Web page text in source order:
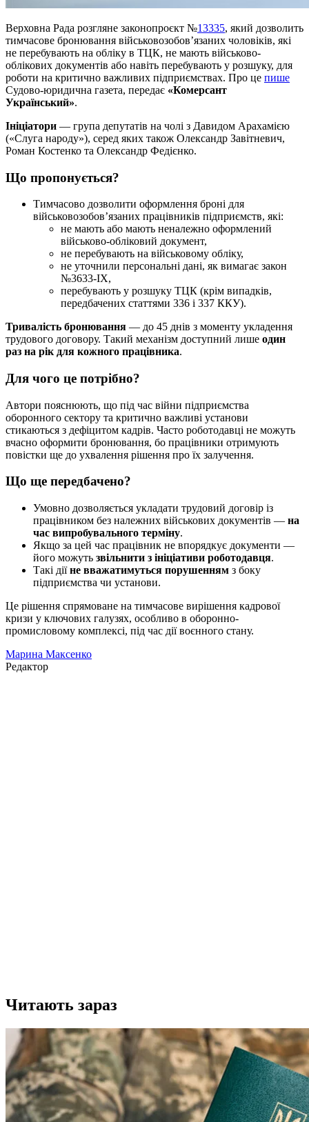
Верховна Рада розгляне законопроєкт №13335, який дозволить
тимчасове бронювання військовозобов’язаних чоловіків, які
не перебувають на обліку в ТЦК, не мають військово-
облікових документів або навіть перебувають у розшуку, для
роботи на критично важливих підприємствах. Про це пише
Судово-юридична газета, передає «Комерсант
Український».
Ініціатори — група депутатів на чолі з Давидом Арахамією
(«Слуга народу»), серед яких також Олександр Завітневич,
Роман Костенко та Олександр Федієнко.
Що пропонується?
Тимчасово дозволити оформлення броні для
військовозобов’язаних працівників підприємств, які:
не мають або мають неналежно оформлений
військово-обліковий документ,
не перебувають на військовому обліку,
не уточнили персональні дані, як вимагає закон
№3633-IX,
перебувають у розшуку ТЦК (крім випадків,
передбачених статтями 336 і 337 ККУ).
Тривалість бронювання — до 45 днів з моменту укладення
трудового договору. Такий механізм доступний лише один
раз на рік для кожного працівника.
Для чого це потрібно?
Автори пояснюють, що під час війни підприємства
оборонного сектору та критично важливі установи
стикаються з дефіцитом кадрів. Часто роботодавці не можуть
вчасно оформити бронювання, бо працівники отримують
повістки ще до ухвалення рішення про їх залучення.
Що ще передбачено?
Умовно дозволяється укладати трудовий договір із
працівником без належних військових документів — на
час випробувального терміну.
Якщо за цей час працівник не впорядкує документи —
його можуть звільнити з ініціативи роботодавця.
Такі діїне вважатимуться порушенням з боку
підприємства чи установи.
Це рішення спрямоване на тимчасове вирішення кадрової
кризи у ключових галузях, особливо в оборонно-
промисловому комплексі, під час дії воєнного стану.
Марина Максенко
Редактор
Читають зараз